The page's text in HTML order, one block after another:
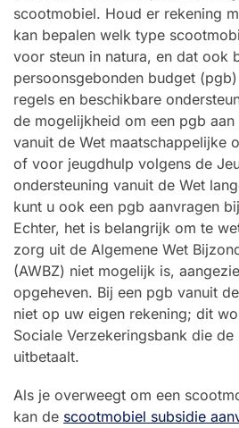
scootmobiel. Houd er rekening
kan bepalen welk type
voor steun in natura, en dat ook
persoonsgebonden budget
regels en beschikbare
de mogelijkheid om een pgb
vanuit de Wet maatschappelijke
of voor jeugdhulp volgens de
ondersteuning vanuit de Wet
kunt u ook een pgb aanvragen
Echter, het is belangrijk om te
zorg uit de Algemene Wet
(AWBZ) niet mogelijk is,
opgeheven. Bij een pgb vanuit
niet op uw eigen rekening; dit
Sociale Verzekeringsbank die
uitbetaalt.
Als je overweegt om een
kan de scootmobiel subsidie